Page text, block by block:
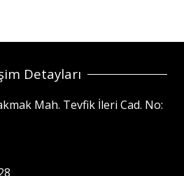
Detayları
Mah. Tevfik İleri Cad. No: